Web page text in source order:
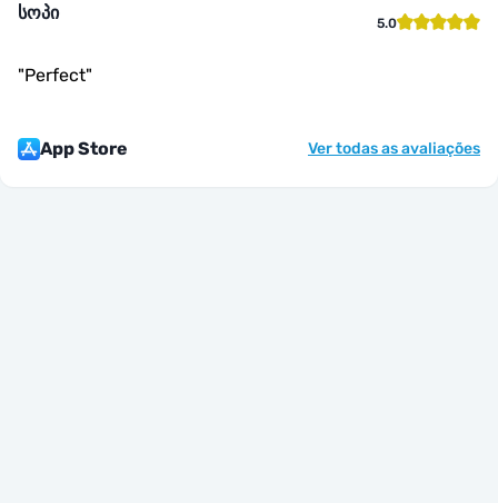
სოპი 5.0
"Perfect"
App Store Ver todas as avaliações